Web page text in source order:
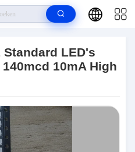
140mcd 10mA High Power LED's
Standard LED's
10mA High